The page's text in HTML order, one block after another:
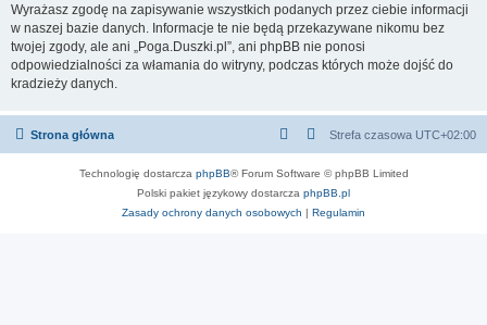
Wyrażasz zgodę na zapisywanie wszystkich podanych przez ciebie informacji
w naszej bazie danych. Informacje te nie będą przekazywane nikomu bez
twojej zgody, ale ani „Poga.Duszki.pl”, ani phpBB nie ponosi
odpowiedzialności za włamania do witryny, podczas których może dojść do
kradzieży danych.
Strona główna Strefa czasowa UTC+02:00
Technologię dostarcza phpBB® Forum Software © phpBB Limited
Polski pakiet językowy dostarcza phpBB.pl
Zasady ochrony danych osobowych | Regulamin